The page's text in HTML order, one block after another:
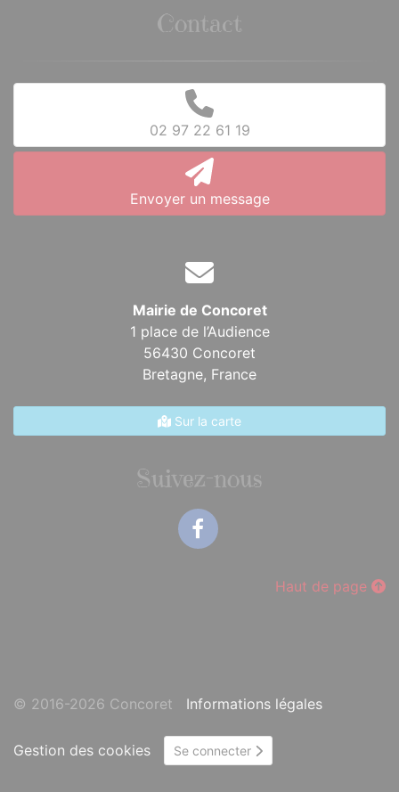
Contact
02 97 22 61 19
Envoyer un message
Mairie de Concoret
1 place de l’Audience
56430 Concoret
Bretagne, France
Sur la carte
Suivez-nous
Haut de page
© 2016-2026 Concoret Informations légales
Gestion des cookies Se connecter